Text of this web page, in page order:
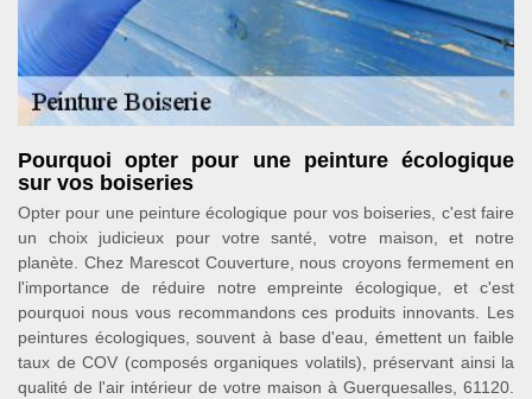
Pourquoi opter pour une peinture écologique
sur vos boiseries
Opter pour une peinture écologique pour vos boiseries, c'est faire
un choix judicieux pour votre santé, votre maison, et notre
planète. Chez Marescot Couverture, nous croyons fermement en
l'importance de réduire notre empreinte écologique, et c'est
pourquoi nous vous recommandons ces produits innovants. Les
peintures écologiques, souvent à base d'eau, émettent un faible
taux de COV (composés organiques volatils), préservant ainsi la
qualité de l'air intérieur de votre maison à Guerquesalles, 61120.